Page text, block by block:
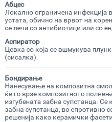
Абцес
Локално ограничена инфекција
устата, обично на врвот на
се лечи со антибиотици или со
Аспиратор
Цевка со која се вшмукува
(сисалка).
Бондирање
Нанесување на композитна
ќе го врзе композитното
изгубената забна супстанца.
забна супстанца, во спротивно
решенија како керамички